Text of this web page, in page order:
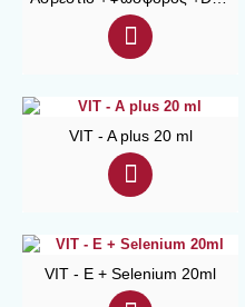
VIT - A plus 20 ml
VIT - E + Selenium 20ml